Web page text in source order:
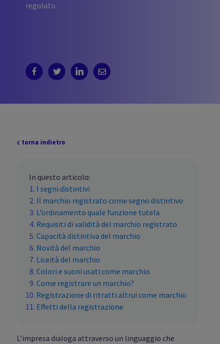
regolato.
torna indietro
In questo articolo:
I segni distintivi
Il marchio registrato come segno distintivo
L’ordinamento quale funzione tutela
Requisiti di validità del marchio registrato
Capacità distintiva del marchio
Novità del marchio
Liceità del marchio
Colori e suoni usati come marchio
Come registrare un marchio?
Registrazione di ritratti altrui come marchio
Effetti della registrazione
L’impresa dialoga attraverso un linguaggio che